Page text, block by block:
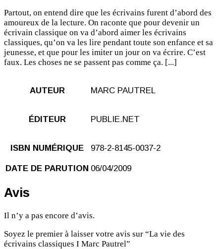
Partout, on entend dire que les écrivains furent d’abord des
amoureux de la lecture. On raconte que pour devenir un
écrivain classique on va d’abord aimer les écrivains
classiques, qu’on va les lire pendant toute son enfance et sa
jeunesse, et que pour les imiter un jour on va écrire. C’est
faux. Les choses ne se passent pas comme ça. [...]
AUTEUR MARC PAUTREL
ÉDITEUR PUBLIE.NET
ISBN NUMÉRIQUE 978-2-8145-0037-2
DATE DE PARUTION 06/04/2009
Avis
Il n’y a pas encore d’avis.
Soyez le premier à laisser votre avis sur “La vie des
écrivains classiques I Marc Pautrel”